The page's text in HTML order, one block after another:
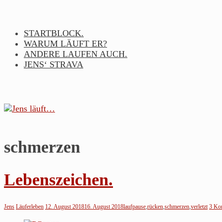
contentSTARTBLOCK.
WARUM LÄUFT ER?
ANDERE LAUFEN AUCH.
JENS‘ STRAVA
Jens
Noch
so
schmerzen
Lebenszeichen.
Jens Läuferleben 12. August 201816. August 2018laufpause,rücken,schmerzen,verletzt 3